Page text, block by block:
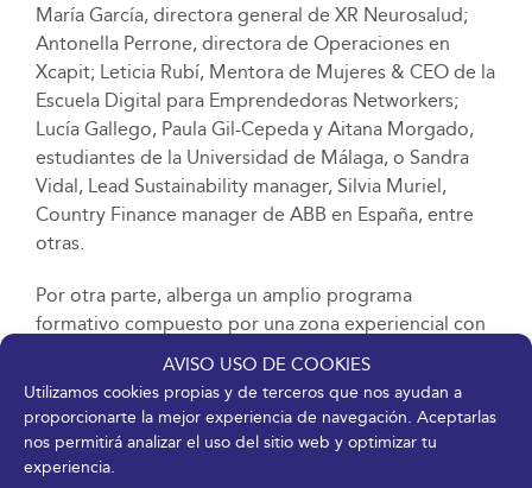
AVISO USO DE COOKIES
Utilizamos cookies propias y de terceros que nos ayudan a
proporcionarte la mejor experiencia de navegación. Aceptarlas
nos permitirá analizar el uso del sitio web y optimizar tu
experiencia.
María García, directora general de XR Neurosalud;
Antonella Perrone, directora de Operaciones en
Xcapit; Leticia Rubí, Mentora de Mujeres & CEO de la
Escuela Digital para Emprendedoras Networkers;
Lucía Gallego, Paula Gil-Cepeda y Aitana Morgado,
estudiantes de la Universidad de Málaga, o Sandra
Vidal, Lead Sustainability manager, Silvia Muriel,
Country Finance manager de ABB en España, entre
otras.
Por otra parte, alberga un amplio programa
formativo compuesto por una zona experiencial con
espacio expositivo donde las entidades
participantes, como el Polo Nacional de Contenidos
Digitales, la Agencia Digital de Andalucía (ADA), la
Universidad de Málaga o Danone, acercan la
tecnología y la digitalización a los visitantes de una